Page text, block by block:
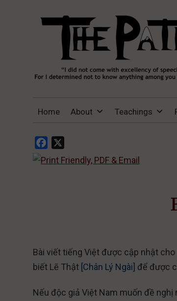
THE PATH OF TRUTH
ME, LET HIM DENY HIMSELF, TAKE UP
Home About Teachings
Facebook
Bài viết tiếng Việt được cập nhật
biết Lẽ Thật [Chân Lý Ngài] để được
Nếu độc giả Việt Nam muốn đề